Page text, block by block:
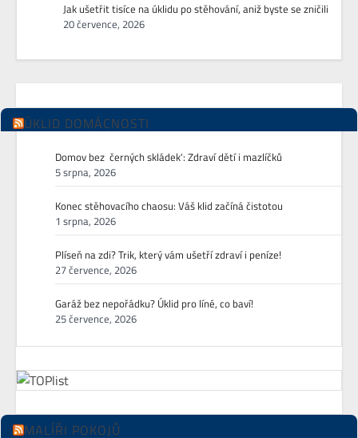
Jak ušetřit tisíce na úklidu po stěhování, aniž byste se zničili
20 července, 2026
ÚKLID DOMÁCNOSTI
Domov bez ‚černých skládek‘: Zdraví dětí i mazlíčků
5 srpna, 2026
Konec stěhovacího chaosu: Váš klid začíná čistotou
1 srpna, 2026
Plíseň na zdi? Trik, který vám ušetří zdraví i peníze!
27 července, 2026
Garáž bez nepořádku? Úklid pro líné, co baví!
25 července, 2026
MALÍŘI POKOJŮ